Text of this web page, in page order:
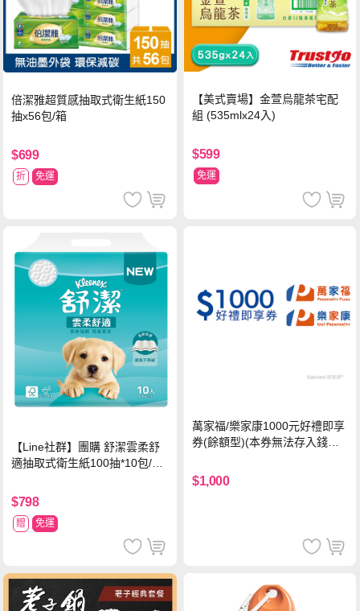
倍潔雅超質感抽取式衛生紙150
抽x56包/箱
$699
折 免運
【美式賣場】金萱烏龍茶宅配
組 (535mlx24入)
$599
免運
【Line社群】團購 舒潔雲柔舒
適抽取式衛生紙100抽*10包/6
$798
贈 免運
萬家福/樂家康1000元好禮即享
券(餘額型)(本券無法存入錢包
$1,000